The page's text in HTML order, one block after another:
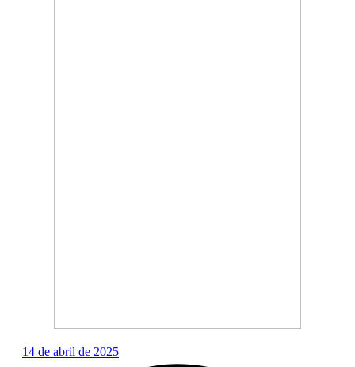
14 de abril de 2025